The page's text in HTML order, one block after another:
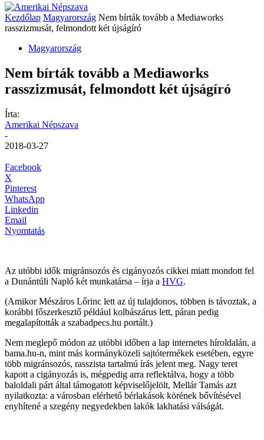
Kezdőlap Magyarország Nem bírták tovább a Mediaworks
rasszizmusát, felmondott két újságíró
Magyarország
Nem bírták tovább a Mediaworks
rasszizmusát, felmondott két újságíró
Írta:
Amerikai Népszava
-
2018-03-27
Facebook
X
Pinterest
WhatsApp
Linkedin
Email
Nyomtatás
Az utóbbi idők migránsozós és cigányozós cikkei miatt mondott fel
a Dunántúli Napló két munkatársa – írja a HVG.
(Amikor Mészáros Lőrinc lett az új tulajdonos, többen is távoztak, a
korábbi főszerkesztő például kolbászárus lett, páran pedig
megalapították a szabadpecs.hu portált.)
Nem meglepő módon az utóbbi időben a lap internetes híroldalán, a
bama.hu-n, mint más kormányközeli sajtótermékek esetében, egyre
több migránsozós, rasszista tartalmú írás jelent meg. Nagy teret
kapott a cigányozás is, mégpedig arra reflektálva, hogy a több
baloldali párt által támogatott képviselőjelölt, Mellár Tamás azt
nyilatkozta: a városban elérhető bérlakások körének bővítésével
enyhítené a szegény negyedekben lakók lakhatási válságát.